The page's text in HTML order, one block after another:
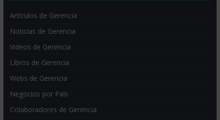
Artículos de Gerencia
Noticias de Gerencia
Videos de Gerencia
Libros de Gerencia
Webs de Gerencia
Negocios por País
Colaboradores de Gerencia